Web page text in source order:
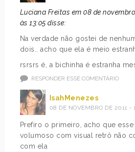
Luciana Freitas em 08 de novembro
às 13:05 disse:
Na verdade não gostei de
dois.. acho que ela é meio
rsrsrs é, a bichinha é estranha
RESPONDER ESSE COMENTÁRIO
IsahMenezes
08 DE NOVEMBRO DE 2011 -
Prefiro o primeiro, acho que
volumoso com visual retrô não
com ela